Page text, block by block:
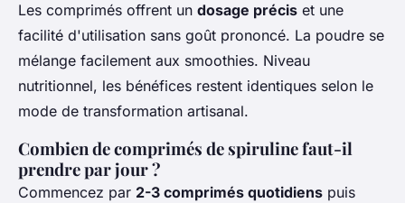
Les comprimés offrent un dosage précis et une
facilité d'utilisation sans goût prononcé. La poudre se
mélange facilement aux smoothies. Niveau
nutritionnel, les bénéfices restent identiques selon le
mode de transformation artisanal.
Combien de comprimés de spiruline faut-il
prendre par jour ?
Commencez par 2-3 comprimés quotidiens puis